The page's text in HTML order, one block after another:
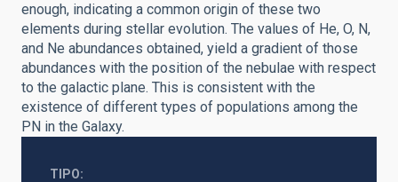
enough, indicating a common origin of these two
elements during stellar evolution. The values of He, O, N,
and Ne abundances obtained, yield a gradient of those
abundances with the position of the nebulae with respect
to the galactic plane. This is consistent with the
existence of different types of populations among the
PN in the Galaxy.
TIPO